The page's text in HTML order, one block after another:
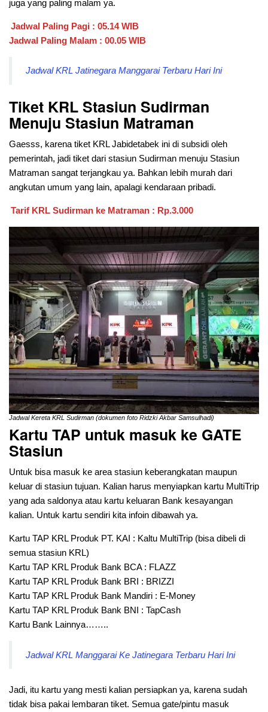
juga yang paling malam ya.
Jadwal Paling Pagi : 05.14 WIB
Jadwal Paling Malam : 00.05 WIB
Jadwal KRL Jatinegara Manggarai Terbaru Hari Ini
Tiket KRL Stasiun Sudirman
Menuju Stasiun Matraman
Gaesss, karena tiket KRL Jabidetabek ini di subsidi oleh
pemerintah, jadi tiket dari stasiun Sudirman menuju Stasiun
Matraman sangat terjangkau ya. Bahkan lebih murah dari
angkutan umum yang lain, apalagi kendaraan pribadi.
Tarif KRL Sudirman ke Matraman : Rp.3.000
Jadwal Kereta KRL Sudirman (dokumen foto Ridzki Akbar Samsulhadi)
Kartu TAP untuk masuk ke GATE
Stasiun
Untuk bisa masuk ke area stasiun keberangkatan maupun
keluar di stasiun tujuan. Kalian harus menyiapkan kartu MultiTrip
yang ada saldonya atau kartu keluaran Bank kesayangan
kalian. Untuk kartu sendiri kita infoin dibawah ya.
Kartu TAP KRL Produk PT. KAI : Kaltu MultiTrip (bisa dibeli di
semua stasiun KRL)
Kartu TAP KRL Produk Bank BCA : FLAZZ
Kartu TAP KRL Produk Bank BRI : BRIZZI
Kartu TAP KRL Produk Bank Mandiri : E-Money
Kartu TAP KRL Produk Bank BNI : TapCash
Kartu Bank Lainnya……..
Jadwal KRL Manggarai Ke Jatinegara Terbaru Hari Ini
Jadi, itu kartu yang mesti kalian persiapkan ya, karena sudah
tidak bisa pakai lembaran tiket. Semua gate/pintu masuk